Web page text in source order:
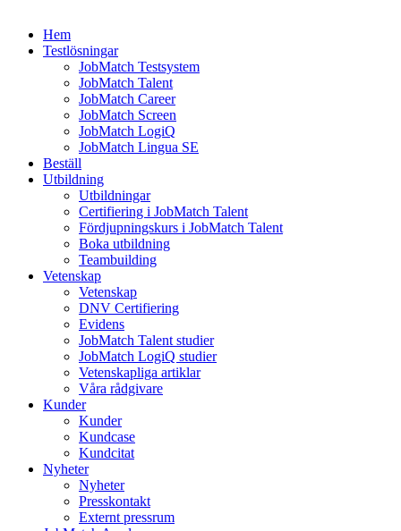
Hem
Testlösningar
JobMatch Testsystem
JobMatch Talent
JobMatch Career
JobMatch Screen
JobMatch LogiQ
JobMatch Lingua SE
Beställ
Utbildning
Utbildningar
Certifiering i JobMatch Talent
Fördjupningskurs i JobMatch Talent
Boka utbildning
Teambuilding
Vetenskap
Vetenskap
DNV Certifiering
Evidens
JobMatch Talent studier
JobMatch LogiQ studier
Vetenskapliga artiklar
Våra rådgivare
Kunder
Kunder
Kundcase
Kundcitat
Nyheter
Nyheter
Presskontakt
Externt pressrum